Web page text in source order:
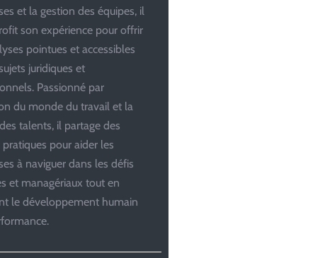
et la gestion des équipes, il
son expérience pour offrir
pointues et accessibles
juridiques et
Passionné par
du monde du travail et la
talents, il partage des
pour aider les
à naviguer dans les défis
et managériaux tout en
le développement humain